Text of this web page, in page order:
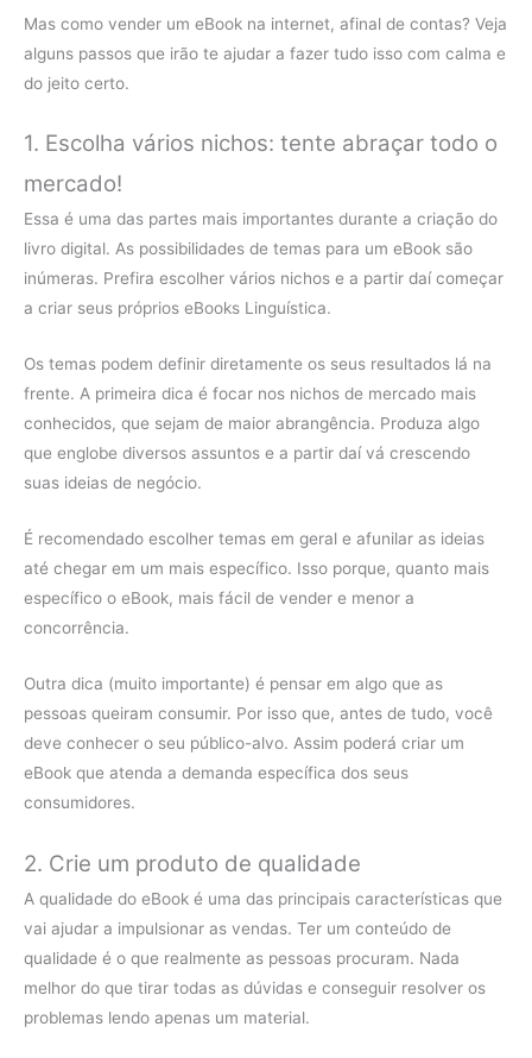
Mas como vender um eBook na internet, afinal de contas? Veja
alguns passos que irão te ajudar a fazer tudo isso com calma e
do jeito certo.
1. Escolha vários nichos: tente abraçar todo o
mercado!
Essa é uma das partes mais importantes durante a criação do
livro digital. As possibilidades de temas para um eBook são
inúmeras. Prefira escolher vários nichos e a partir daí começar
a criar seus próprios eBooks Linguística.
Os temas podem definir diretamente os seus resultados lá na
frente. A primeira dica é focar nos nichos de mercado mais
conhecidos, que sejam de maior abrangência. Produza algo
que englobe diversos assuntos e a partir daí vá crescendo
suas ideias de negócio.
É recomendado escolher temas em geral e afunilar as ideias
até chegar em um mais específico. Isso porque, quanto mais
específico o eBook, mais fácil de vender e menor a
concorrência.
Outra dica (muito importante) é pensar em algo que as
pessoas queiram consumir. Por isso que, antes de tudo, você
deve conhecer o seu público-alvo. Assim poderá criar um
eBook que atenda a demanda específica dos seus
consumidores.
2. Crie um produto de qualidade
A qualidade do eBook é uma das principais características que
vai ajudar a impulsionar as vendas. Ter um conteúdo de
qualidade é o que realmente as pessoas procuram. Nada
melhor do que tirar todas as dúvidas e conseguir resolver os
problemas lendo apenas um material.